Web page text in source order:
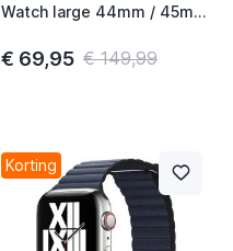
Watch large 44mm / 45mm
€ 69,95 € 149,99
Korting